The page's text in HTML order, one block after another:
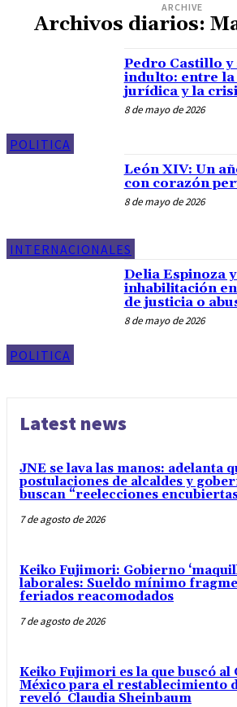
ARCHIVE
Archivos diarios:
POLITICA
Pedro Castillo
indulto: entre la
jurídica y la
8 de mayo de 2026
INTERNACIONALES
León XIV: Un
con corazón
8 de mayo de 2026
POLITICA
Delia Espinoza
inhabilitación
de justicia o
8 de mayo de 2026
Latest news
JNE se lava las manos: adelanta
postulaciones de alcaldes y
buscan “reelecciones
7 de agosto de 2026
Keiko Fujimori: Gobierno
laborales: Sueldo mínimo
feriados reacomodados
7 de agosto de 2026
Keiko Fujimori es la que buscó al
México para el restablecimiento
reveló Claudia Sheinbaum